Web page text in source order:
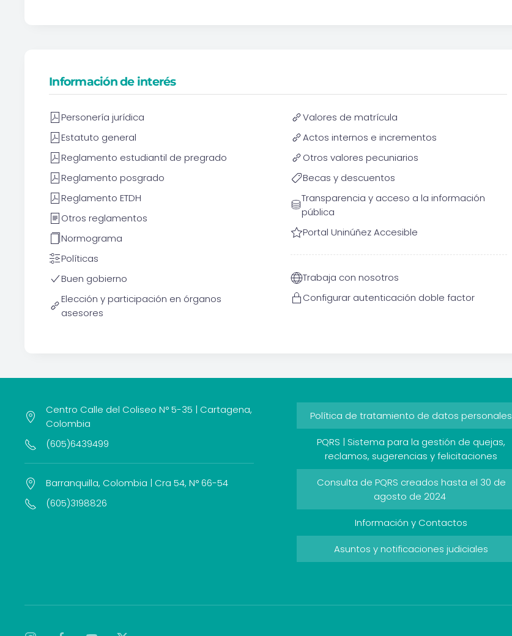
Información de interés
Personería jurídica
Estatuto general
Reglamento estudiantil de pregrado
Reglamento posgrado
Reglamento ETDH
Otros reglamentos
Normograma
Políticas
Buen gobierno
Elección y participación en órganos
asesores
Valores de matrícula
Actos internos e incrementos
Otros valores pecuniarios
Becas y descuentos
Transparencia y acceso a la información
pública
Portal Uninúñez Accesible
Trabaja con nosotros
Configurar autenticación doble factor
Centro Calle del Coliseo N° 5-35 | Cartagena,
Colombia
(605)6439499
Barranquilla, Colombia | Cra 54, N° 66-54
(605)3198826
Política de tratamiento de datos personales
PQRS | Sistema para la gestión de quejas,
reclamos, sugerencias y felicitaciones
Consulta de PQRS creados hasta el 30 de
agosto de 2024
Información y Contactos
Asuntos y notificaciones judiciales